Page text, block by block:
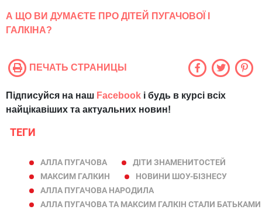
А ЩО ВИ ДУМАЄТЕ ПРО ДІТЕЙ ПУГАЧОВОЇ І
ГАЛКІНА?
ПЕЧАТЬ СТРАНИЦЫ
Підписуйся на наш Facebook і будь в курсі всіх
найцікавіших та актуальних новин!
ТЕГИ
АЛЛА ПУГАЧОВА
ДІТИ ЗНАМЕНИТОСТЕЙ
МАКСИМ ГАЛКИН
НОВИНИ ШОУ-БІЗНЕСУ
АЛЛА ПУГАЧОВА НАРОДИЛА
АЛЛА ПУГАЧОВА ТА МАКСИМ ГАЛКІН СТАЛИ БАТЬКАМИ